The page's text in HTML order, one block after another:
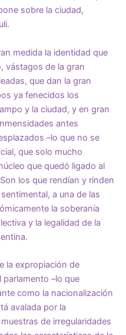
sobre la ciudad,
medida la identidad que
vástagos de la gran
que dan la gran
ya fenecidos los
y la ciudad, y en gran
antes
–lo que no se
que solo mucho
que quedó ligado al
los que rendían y rinden
a una de las
la soberanía
y la legalidad de la
la expropiación de
–lo que
como la nacionalización
avalada por la
de irregularidades